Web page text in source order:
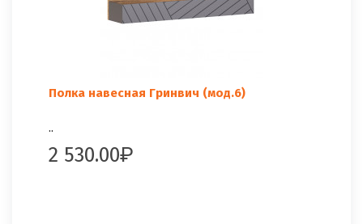
Полка навесная Гринвич (мод.6)
..
2 530.00